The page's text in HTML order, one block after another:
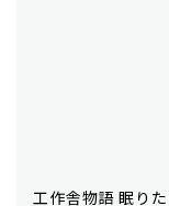
工作舎物語 眠り